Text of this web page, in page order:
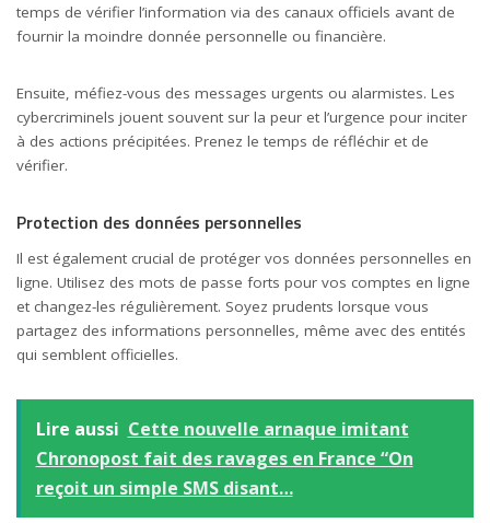
temps de vérifier l’information via des canaux officiels avant de
fournir la moindre donnée personnelle ou financière.
Ensuite, méfiez-vous des messages urgents ou alarmistes. Les
cybercriminels jouent souvent sur la peur et l’urgence pour inciter
à des actions précipitées. Prenez le temps de réfléchir et de
vérifier.
Protection des données personnelles
Il est également crucial de protéger vos données personnelles en
ligne. Utilisez des mots de passe forts pour vos comptes en ligne
et changez-les régulièrement. Soyez prudents lorsque vous
partagez des informations personnelles, même avec des entités
qui semblent officielles.
Lire aussi Cette nouvelle arnaque imitant
Chronopost fait des ravages en France “On
reçoit un simple SMS disant…